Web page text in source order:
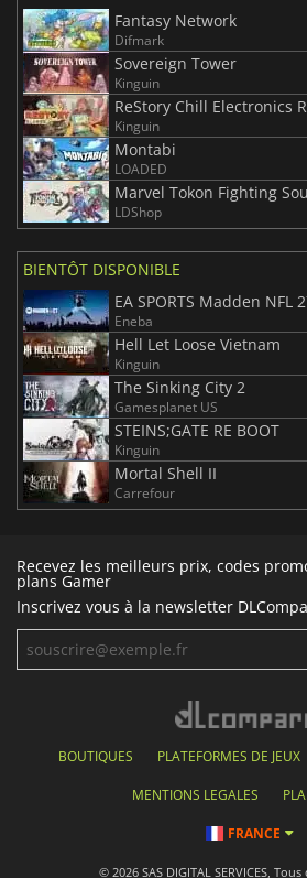
Fantasy Network
Difmark
Sovereign Tower
Kinguin
ReStory Chill Electronics
Kinguin
Montabi
LOADED
Marvel Tokon Fighting
LDShop
BIENTÔT DISPONIBLE
EA SPORTS Madden NFL
Eneba
Hell Let Loose Vietnam
Kinguin
The Sinking City 2
Gamesplanet US
STEINS;GATE RE BOOT
Kinguin
Mortal Shell II
Carrefour
Recevez les meilleurs prix, codes
plans Gamer
Inscrivez vous à la newsletter
BOUTIQUES PLATEFORMES DE JEUX
MENTIONS LEGALES
FRANCE
© 2026 SAS DIGITAL SERVICES,